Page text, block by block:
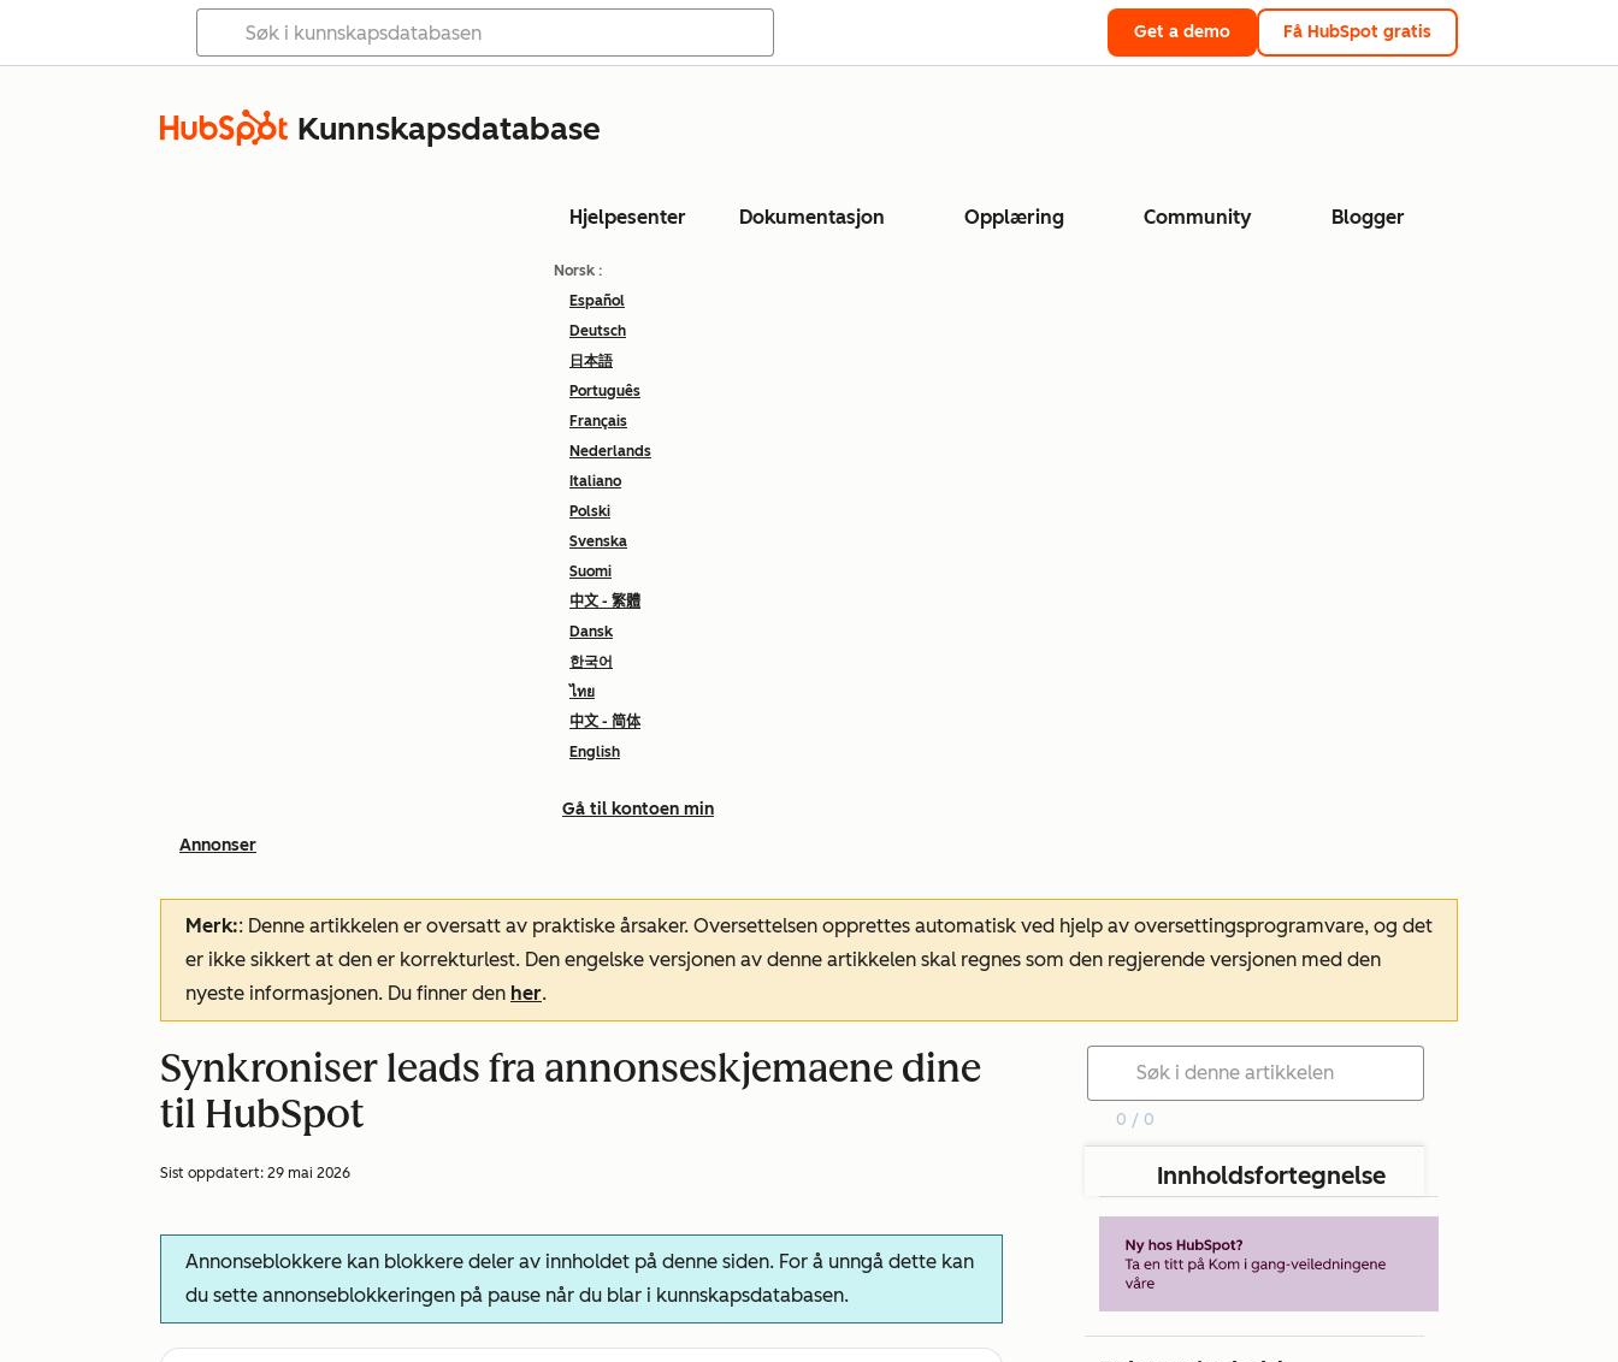
Get a demo Få HubSpot gratis
Kunnskapsdatabase
Hjelpesenter Dokumentasjon Opplæring Community Blogger
Norsk :
Español
Deutsch
日本語
Português
Français
Nederlands
Italiano
Polski
Svenska
Suomi
中文 - 繁體
Dansk
한국어
ไทย
中文 - 简体
English
Gå til kontoen min
Annonser
Merk:: Denne artikkelen er oversatt av praktiske årsaker. Oversettelsen opprettes automatisk ved hjelp av oversettingsprogramvare, og det
er ikke sikkert at den er korrekturlest. Den engelske versjonen av denne artikkelen skal regnes som den regjerende versjonen med den
nyeste informasjonen. Du finner den her.
Synkroniser leads fra annonseskjemaene dine
til HubSpot
Sist oppdatert: 29 mai 2026
Annonseblokkere kan blokkere deler av innholdet på denne siden. For å unngå dette kan
du sette annonseblokkeringen på pause når du blar i kunnskapsdatabasen.
0 / 0
Innholdsfortegnelse